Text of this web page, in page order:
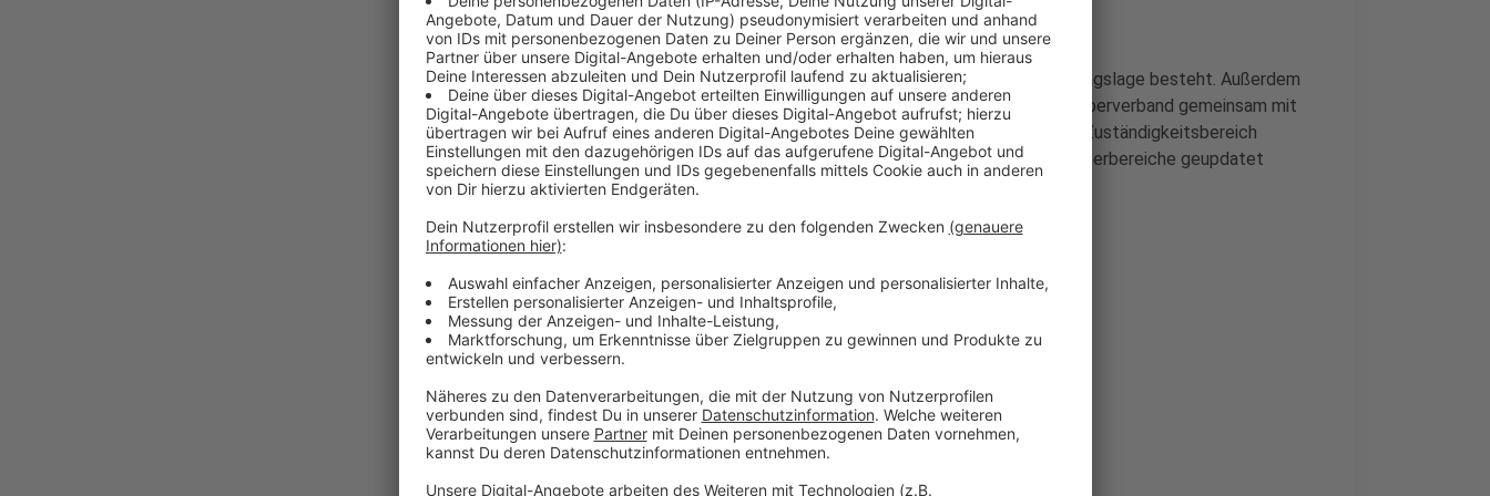
Auf den ersten Blick informiert eine Flut-Ampel, ob eine Bedrohungslage besteht. Außerdem
gibt es ausführlichere Infographen. Das neue Design hat der Wupperverband gemeinsam mit
Nutzern erarbeitet. Im Laufe des Jahres wird es auf den ganzen Zuständigkeitsbereich
erweitert. Wann genau dieses Jahr die Seiten für Leverkusener Uferbereiche geupdatet
werden, ist noch offen.
Anzeige
Mehr Meldungen aus Leverkusen
Anzeige
Zuwachs bei der Leverkusener Stadtverwaltung
Leverkusen: Drogenschmuggel im ICE vor Gericht